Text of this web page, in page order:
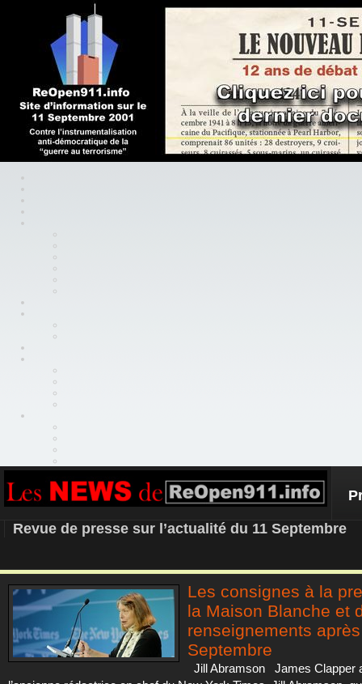
REOPEN911 – NEWS
Revue de presse sur l’actualité du 11 Septembre
Les consignes à la
la Maison Blanche et
renseignements
Septembre
Jill Abramson James Clapper